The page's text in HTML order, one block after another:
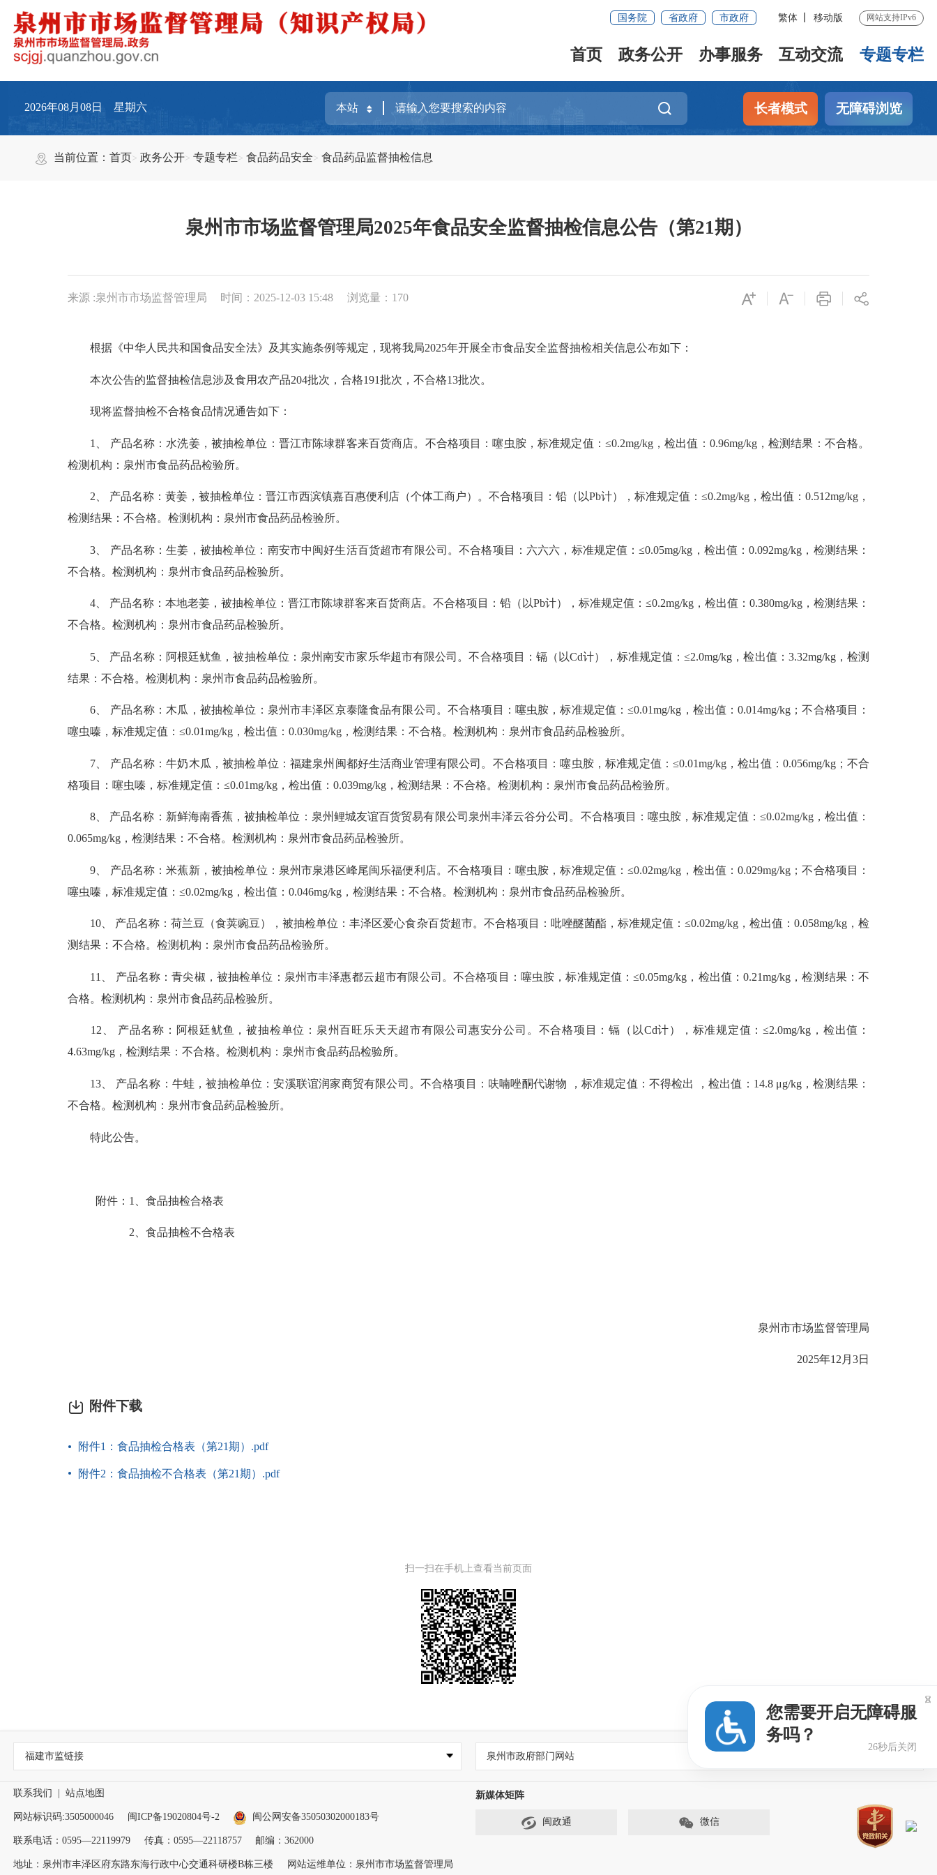
国务院 省政府 市政府 繁体 移动版 网站支持IPv6
首页 政务公开 办事服务 互动交流 专题专栏
2026年08月08日 星期六 长者模式 无障碍浏览
当前位置：首页 政务公开 专题专栏 食品药品安全 食品药品监督抽检信息
泉州市市场监督管理局2025年食品安全监督抽检信息公告（第21期）
来源 :泉州市市场监督管理局 时间：2025-12-03 15:48 浏览量： 170
根据《中华人民共和国食品安全法》及其实施条例等规定，现将我局2025年开展全市食品安全监督抽检相关信息公布如下：
本次公告的监督抽检信息涉及食用农产品204批次，合格191批次，不合格13批次。
现将监督抽检不合格食品情况通告如下：
1、 产品名称：水洗姜，被抽检单位：晋江市陈埭群客来百货商店。不合格项目：噻虫胺，标准规定值：≤0.2mg/kg，检出值：0.96mg/kg，检测结果：不合格。
检测机构：泉州市食品药品检验所。
2、 产品名称：黄姜，被抽检单位：晋江市西滨镇嘉百惠便利店（个体工商户）。不合格项目：铅（以Pb计），标准规定值：≤0.2mg/kg，检出值：0.512mg/kg，
检测结果：不合格。检测机构：泉州市食品药品检验所。
3、 产品名称：生姜，被抽检单位：南安市中闽好生活百货超市有限公司。不合格项目：六六六，标准规定值：≤0.05mg/kg，检出值：0.092mg/kg，检测结果：
不合格。检测机构：泉州市食品药品检验所。
4、 产品名称：本地老姜，被抽检单位：晋江市陈埭群客来百货商店。不合格项目：铅（以Pb计），标准规定值：≤0.2mg/kg，检出值：0.380mg/kg，检测结果：
不合格。检测机构：泉州市食品药品检验所。
5、 产品名称：阿根廷鱿鱼，被抽检单位：泉州南安市家乐华超市有限公司。不合格项目：镉（以Cd计），标准规定值：≤2.0mg/kg，检出值：3.32mg/kg，检测
结果：不合格。检测机构：泉州市食品药品检验所。
6、 产品名称：木瓜，被抽检单位：泉州市丰泽区京泰隆食品有限公司。不合格项目：噻虫胺，标准规定值：≤0.01mg/kg，检出值：0.014mg/kg；不合格项目：
噻虫嗪，标准规定值：≤0.01mg/kg，检出值：0.030mg/kg，检测结果：不合格。检测机构：泉州市食品药品检验所。
7、 产品名称：牛奶木瓜，被抽检单位：福建泉州闽都好生活商业管理有限公司。不合格项目：噻虫胺，标准规定值：≤0.01mg/kg，检出值：0.056mg/kg；不合
格项目：噻虫嗪，标准规定值：≤0.01mg/kg，检出值：0.039mg/kg，检测结果：不合格。检测机构：泉州市食品药品检验所。
8、 产品名称：新鲜海南香蕉，被抽检单位：泉州鲤城友谊百货贸易有限公司泉州丰泽云谷分公司。不合格项目：噻虫胺，标准规定值：≤0.02mg/kg，检出值：
0.065mg/kg，检测结果：不合格。检测机构：泉州市食品药品检验所。
9、 产品名称：米蕉新，被抽检单位：泉州市泉港区峰尾闽乐福便利店。不合格项目：噻虫胺，标准规定值：≤0.02mg/kg，检出值：0.029mg/kg；不合格项目：
噻虫嗪，标准规定值：≤0.02mg/kg，检出值：0.046mg/kg，检测结果：不合格。检测机构：泉州市食品药品检验所。
10、 产品名称：荷兰豆（食荚豌豆），被抽检单位：丰泽区爱心食杂百货超市。不合格项目：吡唑醚菌酯，标准规定值：≤0.02mg/kg，检出值：0.058mg/kg，检
测结果：不合格。检测机构：泉州市食品药品检验所。
11、 产品名称：青尖椒，被抽检单位：泉州市丰泽惠都云超市有限公司。不合格项目：噻虫胺，标准规定值：≤0.05mg/kg，检出值：0.21mg/kg，检测结果：不
合格。检测机构：泉州市食品药品检验所。
12、 产品名称：阿根廷鱿鱼，被抽检单位：泉州百旺乐天天超市有限公司惠安分公司。不合格项目：镉（以Cd计），标准规定值：≤2.0mg/kg，检出值：
4.63mg/kg，检测结果：不合格。检测机构：泉州市食品药品检验所。
13、 产品名称：牛蛙，被抽检单位：安溪联谊润家商贸有限公司。不合格项目：呋喃唑酮代谢物 ，标准规定值：不得检出 ，检出值：14.8 μg/kg，检测结果：
不合格。检测机构：泉州市食品药品检验所。
特此公告。
附件： 1、食品抽检合格表
2、食品抽检不合格表
泉州市市场监督管理局
2025年12月3日
附件下载
附件1：食品抽检合格表（第21期）.pdf
附件2：食品抽检不合格表（第21期）.pdf
扫一扫在手机上查看当前页面
福建市监链接 泉州市政府部门网站
联系我们 站点地图
网站标识码:3505000046 闽ICP备19020804号-2 闽公网安备35050302000183号
联系电话：0595—22119979 传真：0595—22118757 邮编：362000
地址：泉州市丰泽区府东路东海行政中心交通科研楼B栋三楼 网站运维单位：泉州市市场监督管理局
新媒体矩阵
闽政通 微信
您需要开启无障碍服
务吗？
26秒后关闭
